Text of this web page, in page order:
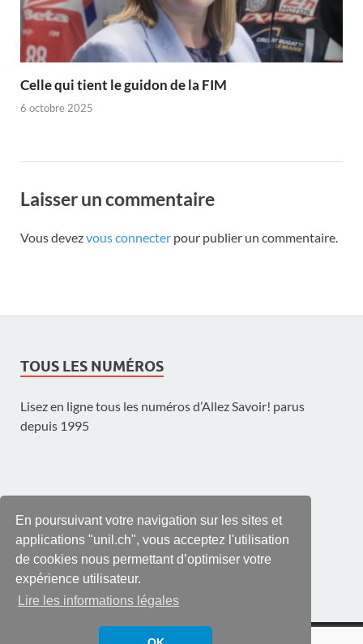
En poursuivant votre navigation sur les sites et
applications "unil.ch", vous acceptez l'utilisation
de cookies nous permettant d’optimiser votre
expérience utilisateur.
Lire les informations légales
Celle qui tient le guidon de la FIM
6 octobre 2025
Laisser un commentaire
Vous devezvous connecter pour publier un commentaire.
TOUS LES NUMÉROS
Lisez en ligne tous les numéros d’Allez Savoir! parus
depuis 1995